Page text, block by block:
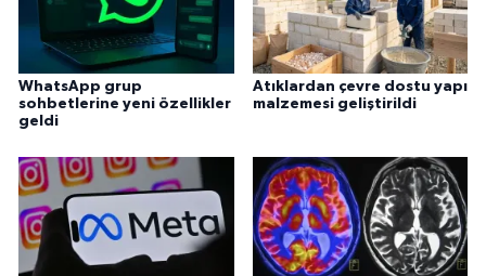
WhatsApp grup
sohbetlerine yeni özellikler
geldi
Atıklardan çevre dostu yapı
malzemesi geliştirildi